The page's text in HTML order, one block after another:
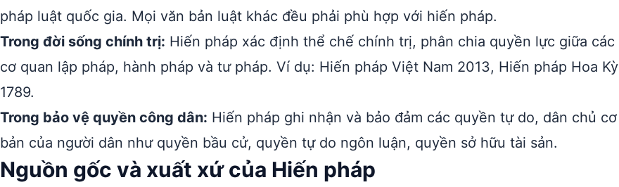
pháp luật quốc gia. Mọi văn bản luật khác đều phải phù hợp với hiến pháp.
Trong đời sống chính trị: Hiến pháp xác định thể chế chính trị, phân chia quyền lực giữa các
cơ quan lập pháp, hành pháp và tư pháp. Ví dụ: Hiến pháp Việt Nam 2013, Hiến pháp Hoa Kỳ
1789.
Trong bảo vệ quyền công dân: Hiến pháp ghi nhận và bảo đảm các quyền tự do, dân chủ cơ
bản của người dân như quyền bầu cử, quyền tự do ngôn luận, quyền sở hữu tài sản.
Nguồn gốc và xuất xứ của Hiến pháp